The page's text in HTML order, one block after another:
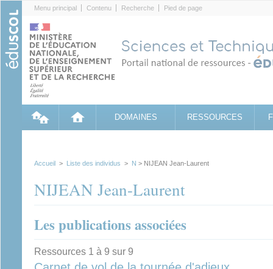
Menu principal Contenu Recherche Pied de page
DOMAINES RESSOURCES
Accueil > Liste des individus > N > NIJEAN Jean-Laurent
NIJEAN Jean-Laurent
Les publications associées
Ressources 1 à 9 sur 9